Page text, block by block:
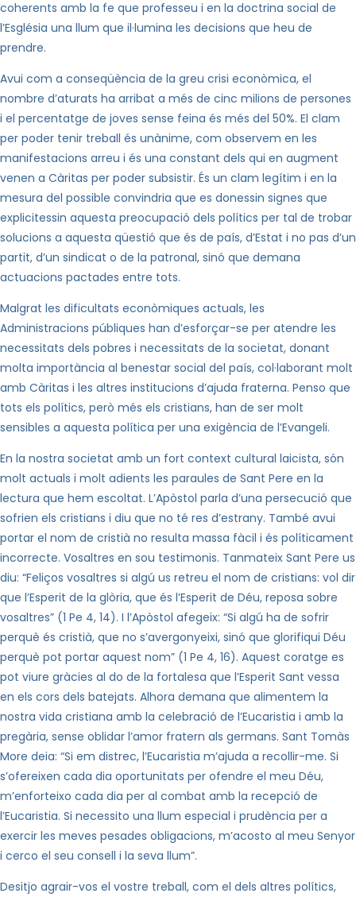
coherents amb la fe que professeu i en la doctrina social de
l’Església una llum que il·lumina les decisions que heu de
prendre.
Avui com a conseqüència de la greu crisi econòmica, el
nombre d’aturats ha arribat a més de cinc milions de persones
i el percentatge de joves sense feina és més del 50%. El clam
per poder tenir treball és unànime, com observem en les
manifestacions arreu i és una constant dels qui en augment
venen a Càritas per poder subsistir. És un clam legítim i en la
mesura del possible convindria que es donessin signes que
explicitessin aquesta preocupació dels polítics per tal de trobar
solucions a aquesta qüestió que és de país, d’Estat i no pas d’un
partit, d’un sindicat o de la patronal, sinó que demana
actuacions pactades entre tots.
Malgrat les dificultats econòmiques actuals, les
Administracions públiques han d’esforçar-se per atendre les
necessitats dels pobres i necessitats de la societat, donant
molta importància al benestar social del país, col·laborant molt
amb Càritas i les altres institucions d’ajuda fraterna. Penso que
tots els polítics, però més els cristians, han de ser molt
sensibles a aquesta política per una exigència de l’Evangeli.
En la nostra societat amb un fort context cultural laicista, són
molt actuals i molt adients les paraules de Sant Pere en la
lectura que hem escoltat. L’Apòstol parla d’una persecució que
sofrien els cristians i diu que no té res d’estrany. També avui
portar el nom de cristià no resulta massa fàcil i és políticament
incorrecte. Vosaltres en sou testimonis. Tanmateix Sant Pere us
diu: “Feliços vosaltres si algú us retreu el nom de cristians: vol dir
que l’Esperit de la glòria, que és l’Esperit de Déu, reposa sobre
vosaltres” (1 Pe 4, 14). I l’Apòstol afegeix: “Si algú ha de sofrir
perquè és cristià, que no s’avergonyeixi, sinó que glorifiqui Déu
perquè pot portar aquest nom” (1 Pe 4, 16). Aquest coratge es
pot viure gràcies al do de la fortalesa que l’Esperit Sant vessa
en els cors dels batejats. Alhora demana que alimentem la
nostra vida cristiana amb la celebració de l’Eucaristia i amb la
pregària, sense oblidar l’amor fratern als germans. Sant Tomàs
More deia: “Si em distrec, l’Eucaristia m’ajuda a recollir-me. Si
s’ofereixen cada dia oportunitats per ofendre el meu Déu,
m’enforteixo cada dia per al combat amb la recepció de
l’Eucaristia. Si necessito una llum especial i prudència per a
exercir les meves pesades obligacions, m’acosto al meu Senyor
i cerco el seu consell i la seva llum”.
Desitjo agrair-vos el vostre treball, com el dels altres polítics,